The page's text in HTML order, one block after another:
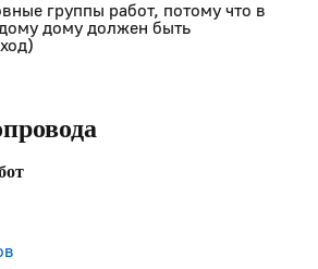
группы работ, потому что в
дому должен быть